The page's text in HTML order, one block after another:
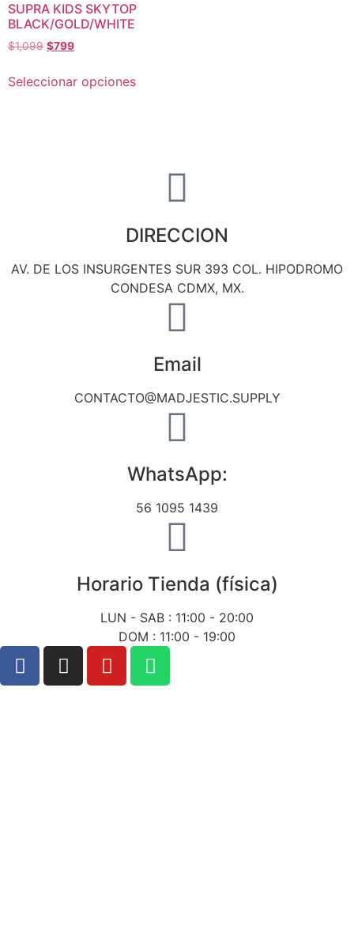
SUPRA KIDS SKYTOP
BLACK/GOLD/WHITE
$1,099 $799
Seleccionar opciones
DIRECCION
AV. DE LOS INSURGENTES SUR 393 COL. HIPODROMO
CONDESA CDMX, MX.
Email
CONTACTO@MADJESTIC.SUPPLY
WhatsApp:
56 1095 1439
Horario Tienda (física)
LUN - SAB : 11:00 - 20:00
DOM : 11:00 - 19:00